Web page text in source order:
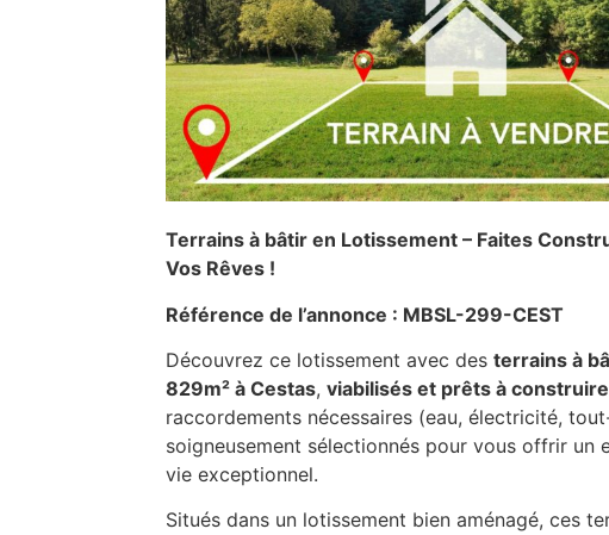
Terrains à bâtir en Lotissement – Faites
Vos Rêves !
Référence de l’annonce : MBSL-299-CEST
Découvrez ce lotissement avec des terrains à
829m² à Cestas, viabilisés et prêts à construire
raccordements nécessaires (eau, électricité,
soigneusement sélectionnés pour vous offrir un
vie exceptionnel.
Situés dans un lotissement bien aménagé, ces